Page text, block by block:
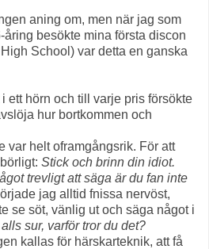
aning om, men när jag som
besökte mina första discon
School) var detta en ganska
i ett hörn och till varje pris försökte
hur bortkommen och
var helt oframgångsrik. För att
Stick och brinn din idiot.
trevligt att säga är du fan inte
jag alltid fnissa nervöst,
se söt, vänlig ut och säga något i
sur, varför tror du det?
kallas för härskarteknik, att få